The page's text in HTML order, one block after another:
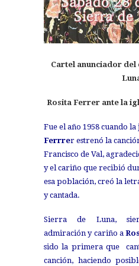
Cartel anunciador del
Rosita Ferrer ante la
Fue el año 1958 cuando
Ferrrer estrenó la
Francisco de Val,
y el cariño que recibió
esa población, creó la
y cantada.
Sierra de Luna,
admiración y cariño a
sido la primera que
canción, haciendo